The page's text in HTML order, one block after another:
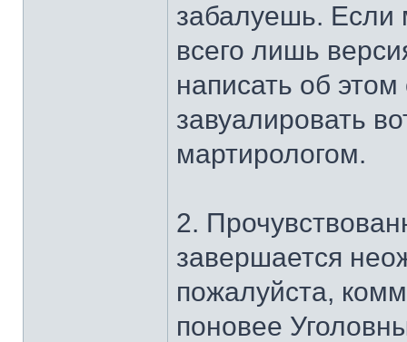
забалуешь. Если
всего лишь
написать об
завуалировать
мартирологом.
2.
завершается
пожалуйста,
поновее